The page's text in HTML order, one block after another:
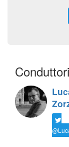
Conduttori
Luca
Zorzi